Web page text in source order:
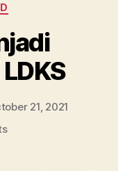
21, 2021